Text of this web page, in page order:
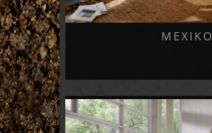
MEXIKO